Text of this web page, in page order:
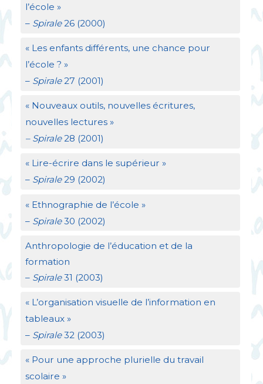
l’école »
– Spirale26 (2000)
« Les enfants différents, une chance pour
l’école ? »
– Spirale27 (2001)
« Nouveaux outils, nouvelles écritures,
nouvelles lectures »
– Spirale28 (2001)
« Lire-écrire dans le supérieur »
– Spirale29 (2002)
« Ethnographie de l’école »
– Spirale30 (2002)
Anthropologie de l’éducation et de la
formation
– Spirale31 (2003)
« L’organisation visuelle de l’information en
tableaux »
– Spirale32 (2003)
« Pour une approche plurielle du travail
scolaire »